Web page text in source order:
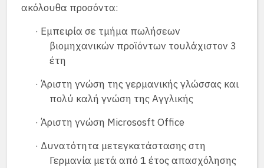
ακόλουθα προσόντα:
· Εμπειρία σε τμήμα πωλήσεων
βιομηχανικών προϊόντων τουλάχιστον 3
έτη
· Άριστη γνώση της γερμανικής γλώσσας και
πολύ καλή γνώση της Αγγλικής
· Άριστη γνώση Micrososft Office
· Δυνατότητα μετεγκατάστασης στη
Γερμανία μετά από 1 έτος απασχόλησης